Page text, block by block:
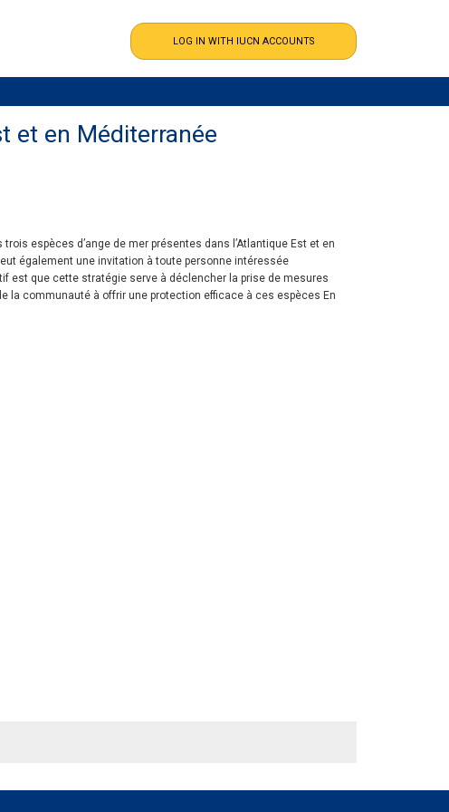
et en Méditerranée
espèces d’ange de mer présentes dans l’Atlantique Est et en
également une invitation à toute personne intéressée
est que cette stratégie serve à déclencher la prise de mesures
la communauté à offrir une protection efficace à ces espèces En